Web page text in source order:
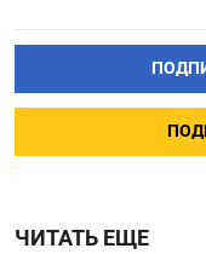
ЧИТАТЬ ЕЩЕ